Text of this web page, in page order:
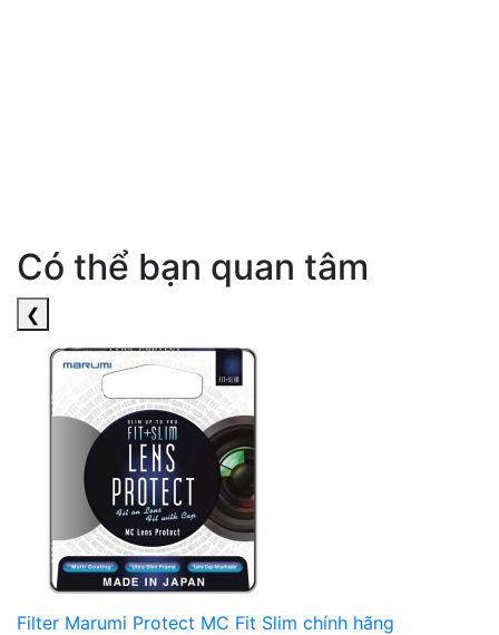
Có thể bạn quan tâm
❮
Filter Marumi Protect MC Fit Slim chính hãng